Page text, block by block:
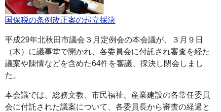
国保税の条例改正案の起立採決
平成29年北秋田市議会３月定例会の本会議が、３月９日
（木）に議事堂で開かれ、各委員会に付託され審査を経た
議案や陳情などを含めた64件を審議、採決し閉会しまし
た。
本会議では、総務文教、市民福祉、産業建設の各常任委員
会に付託された議案について、各委員長から審査の経過と